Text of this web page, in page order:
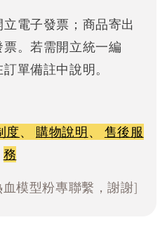
電子發票；商品寄出
。若需開立統一編
單備註中說明。
度、 購物說明、 售後服
務
模型粉專聯繫，謝謝]